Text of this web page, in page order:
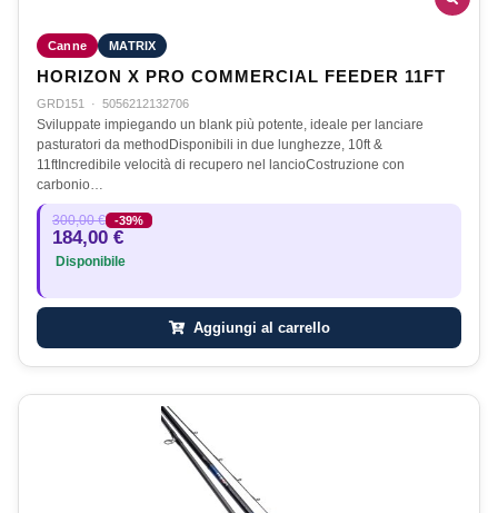
Canne MATRIX
HORIZON X PRO COMMERCIAL FEEDER 11FT
GRD151 · 5056212132706
Sviluppate impiegando un blank più potente, ideale per lanciare
pasturatori da methodDisponibili in due lunghezze, 10ft &
11ftIncredibile velocità di recupero nel lancioCostruzione con
carbonio…
300,00 € -39%
184,00 €
Disponibile
Aggiungi al carrello